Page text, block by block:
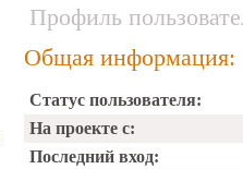
Профиль
Общая информация:
Статус пользователя:
На проекте с:
Последний вход: